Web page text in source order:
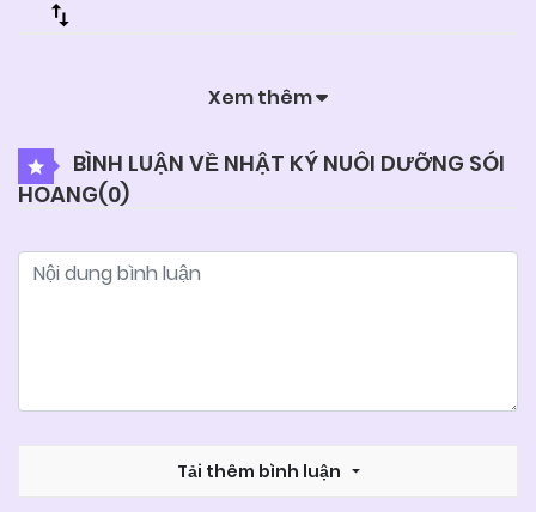
Xem thêm
BÌNH LUẬN VỀ NHẬT KÝ NUÔI DƯỠNG SÓI
HOANG(0)
Tải thêm bình luận